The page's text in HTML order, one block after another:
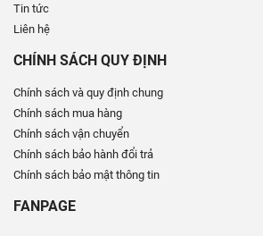
Tin tức
Liên hệ
CHÍNH SÁCH QUY ĐỊNH
Chính sách và quy định chung
Chính sách mua hàng
Chính sách vận chuyển
Chính sách bảo hành đổi trả
Chính sách bảo mật thông tin
FANPAGE